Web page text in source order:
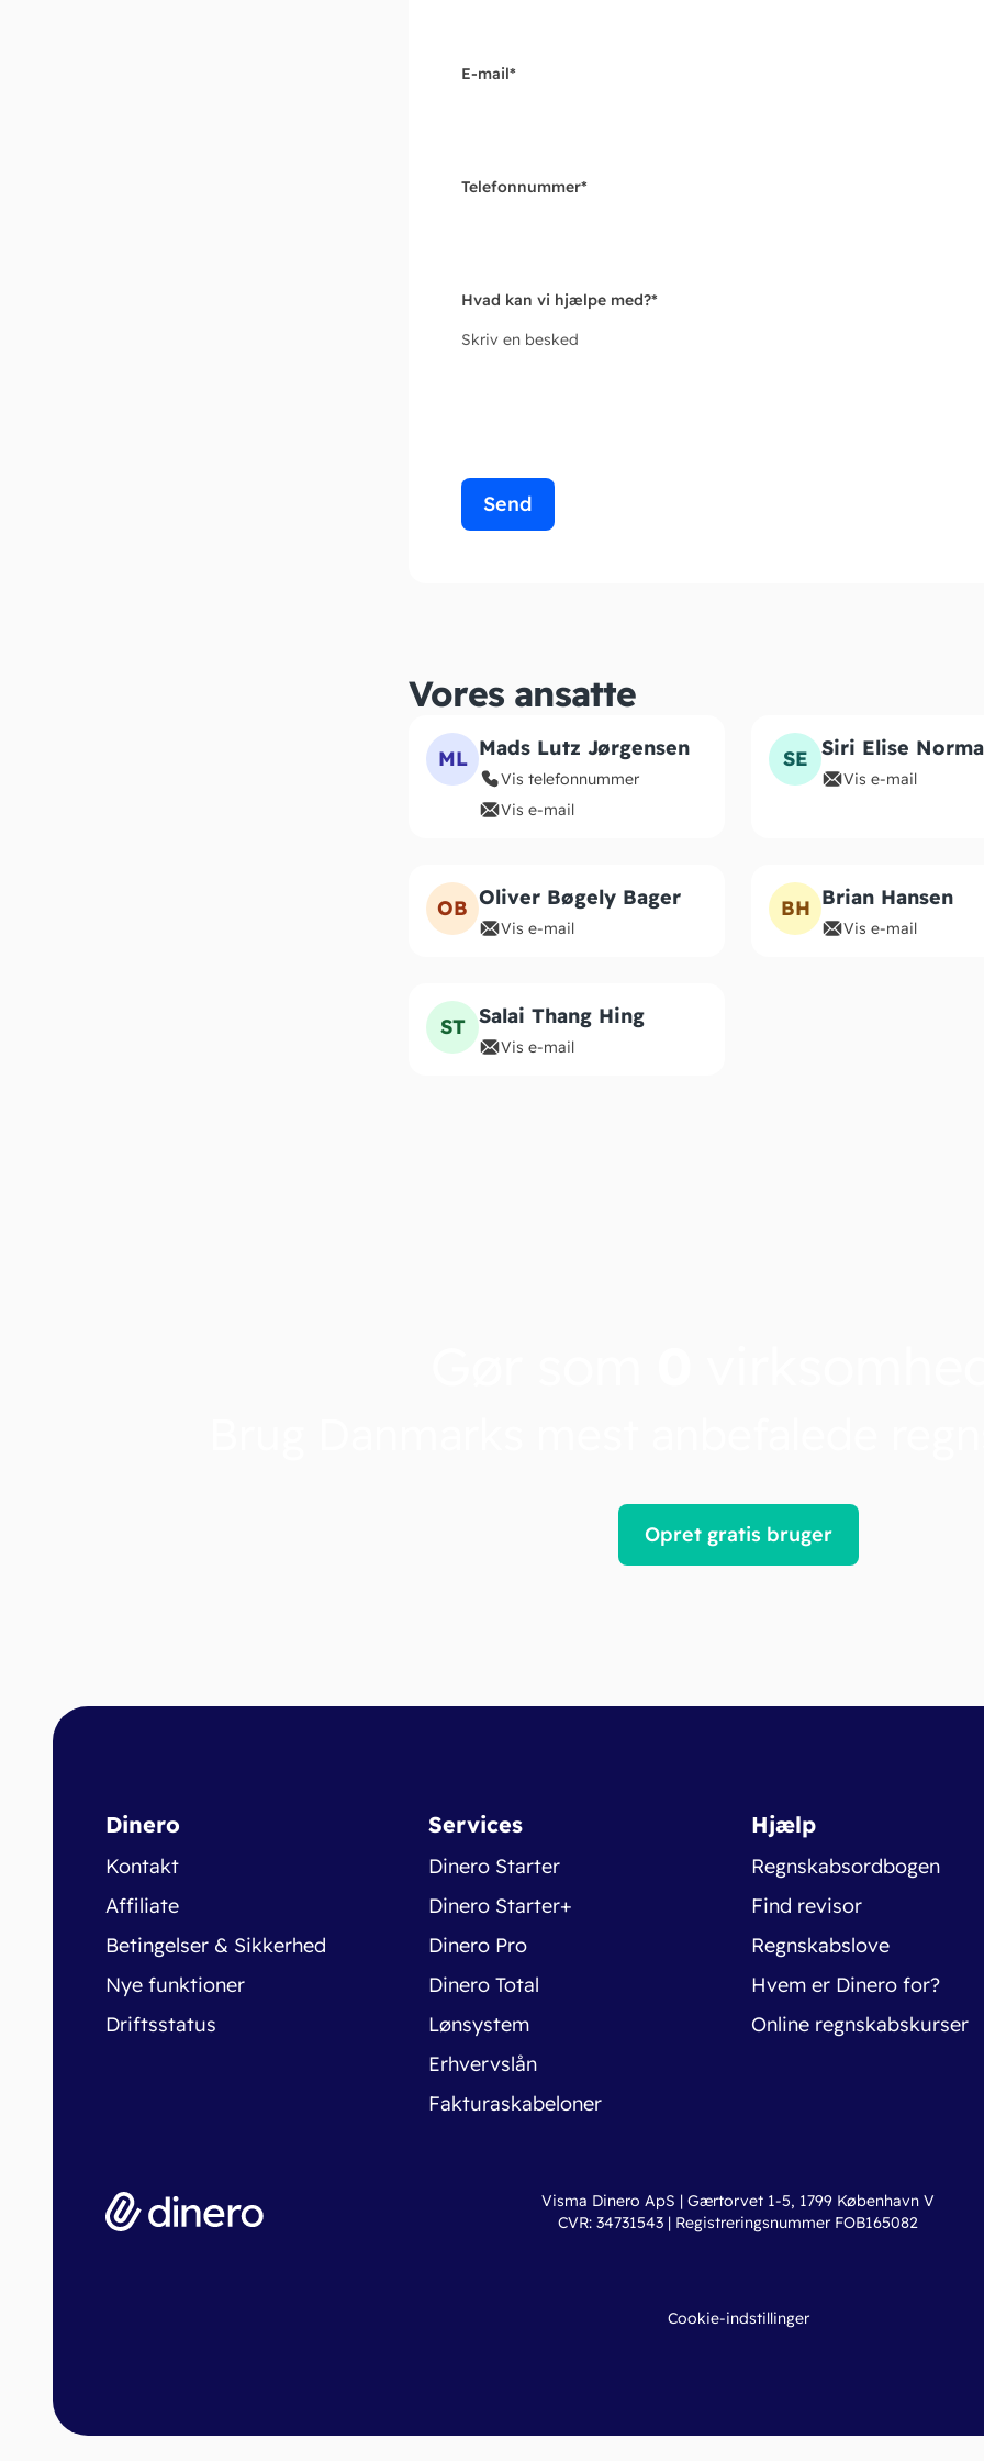
E-mail*
Telefonnummer*
Hvad kan vi hjælpe med?*
Skriv en besked
Send
Vores ansatte
ML Mads Lutz Jørgensen
Vis telefonnummer
Vis e-mail
SE Siri Elise
Vis e-mail
OB Oliver Bøgely Bager
Vis e-mail
BH Brian Hansen
Vis e-mail
ST Salai Thang Hing
Vis e-mail
Opret gratis bruger
Dinero
Kontakt
Affiliate
Betingelser & Sikkerhed
Nye funktioner
Driftsstatus
Services
Dinero Starter
Dinero Starter+
Dinero Pro
Dinero Total
Lønsystem
Erhvervslån
Fakturaskabeloner
Hjælp
Regnskabsordbogen
Find revisor
Regnskabslove
Hvem er Dinero for?
Online regnskabskurser
Visma Dinero ApS | Gærtorvet 1-5, 1799 København V
CVR: 34731543 | Registreringsnummer FOB165082
Cookie-indstillinger